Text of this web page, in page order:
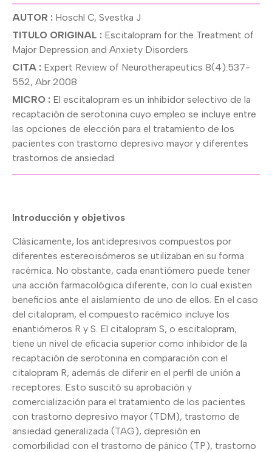
AUTOR : Hoschl C, Svestka J
TITULO ORIGINAL : Escitalopram for the Treatment of
Major Depression and Anxiety Disorders
CITA : Expert Review of Neurotherapeutics 8(4):537-
552, Abr 2008
MICRO : El escitalopram es un inhibidor selectivo de la
recaptación de serotonina cuyo empleo se incluye entre
las opciones de elección para el tratamiento de los
pacientes con trastorno depresivo mayor y diferentes
trastornos de ansiedad.
Introducción y objetivos
Clásicamente, los antidepresivos compuestos por
diferentes estereoisómeros se utilizaban en su forma
racémica. No obstante, cada enantiómero puede tener
una acción farmacológica diferente, con lo cual existen
beneficios ante el aislamiento de uno de ellos. En el caso
del citalopram, el compuesto racémico incluye los
enantiómeros R y S. El citalopram S, o escitalopram,
tiene un nivel de eficacia superior como inhibidor de la
recaptación de serotonina en comparación con el
citalopram R, además de diferir en el perfil de unión a
receptores. Esto suscitó su aprobación y
comercialización para el tratamiento de los pacientes
con trastorno depresivo mayor (TDM), trastorno de
ansiedad generalizada (TAG), depresión en
comorbilidad con el trastorno de pánico (TP), trastorno